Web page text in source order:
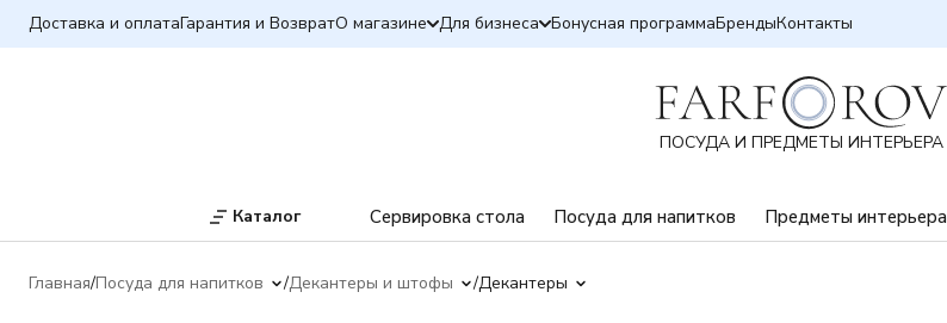
Доставка и оплатаГарантия и ВозвратО магазине Для бизнеса Бонусная программаБрендыКонтакты
ПОСУДА И ПРЕДМЕТЫ ИНТЕРЬЕРА
Каталог Сервировка стола Посуда для напитков Предметы интерьера
Главная Посуда для напитков Декантеры и штофы Декантеры